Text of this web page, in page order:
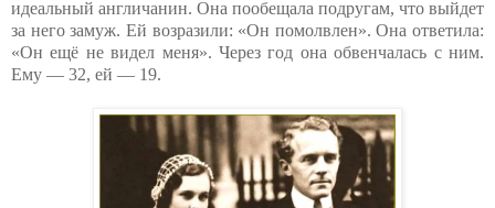
идеальный англичанин. Она пообещала подругам, что выйдет
за него замуж. Ей возразили: «Он помолвлен». Она ответила:
«Он ещё не видел меня». Через год она обвенчалась с ним.
Ему — 32, ей — 19.